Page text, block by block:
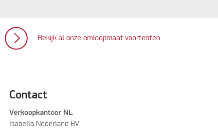
Bekijk al onze omloopmaat voortenten
Contact
Verkoopkantoor NL
Isabella Nederland BV